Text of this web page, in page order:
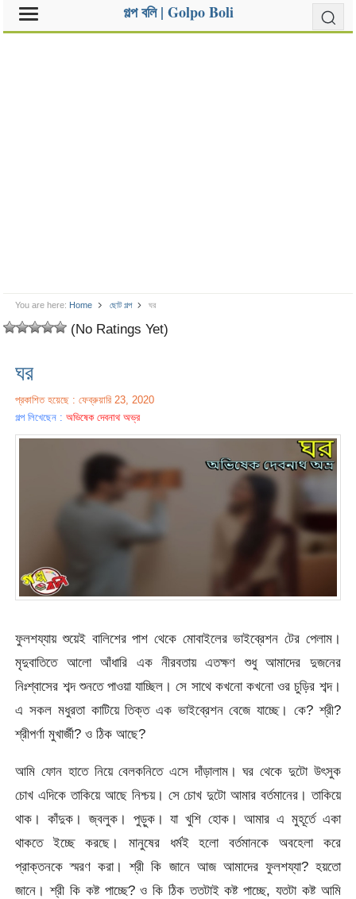
গল্প বলি | Golpo Boli
You are here: Home ছোট গল্প ঘর
(No Ratings Yet)
ঘর
প্রকাশিত হয়েছে : ফেব্রুয়ারি 23, 2020
গল্প লিখেছেন :অভিষেক দেবনাথ অভ্র
ফুলশয্যায় শুয়েই বালিশের পাশ থেকে মোবাইলের ভাইব্রেশন টের পেলাম।
মৃদুবাতিতে আলো আঁধারি এক নীরবতায় এতক্ষণ শুধু আমাদের দুজনের
নিঃশ্বাসের শব্দ শুনতে পাওয়া যাচ্ছিল। সে সাথে কখনো কখনো ওর চুড়ির শব্দ।
এ সকল মধুরতা কাটিয়ে তিক্ত এক ভাইব্রেশন বেজে যাচ্ছে। কে? শ্রী?
শ্রীপর্ণা মুখার্জী? ও ঠিক আছে?
আমি ফোন হাতে নিয়ে বেলকনিতে এসে দাঁড়ালাম। ঘর থেকে দুটো উৎসুক
চোখ এদিকে তাকিয়ে আছে নিশ্চয়। সে চোখ দুটো আমার বর্তমানের। তাকিয়ে
থাক। কাঁদুক। জ্বলুক। পুড়ুক। যা খুশি হোক। আমার এ মুহূর্তে একা
থাকতে ইচ্ছে করছে। মানুষের ধর্মই হলো বর্তমানকে অবহেলা করে
প্রাক্তনকে স্মরণ করা। শ্রী কি জানে আজ আমাদের ফুলশয্যা? হয়তো
জানে। শ্রী কি কষ্ট পাচ্ছে? ও কি ঠিক ততটাই কষ্ট পাচ্ছে, যতটা কষ্ট আমি